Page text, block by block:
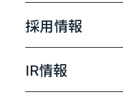
採用情報
IR情報